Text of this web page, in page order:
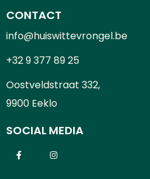
CONTACT
info@huiswittevrongel.be
+32 9 377 89 25
Oostveldstraat 332,
9900 Eeklo
SOCIAL MEDIA